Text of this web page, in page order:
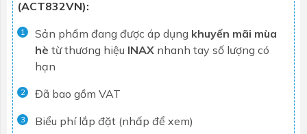
(ACT832VN):
1 Sản phẩm đang được áp dụng khuyến mãi mùa
hè từ thương hiệu INAX nhanh tay số lượng có
hạn
2 Đã bao gồm VAT
3 Biểu phí lắp đặt (nhấp để xem)